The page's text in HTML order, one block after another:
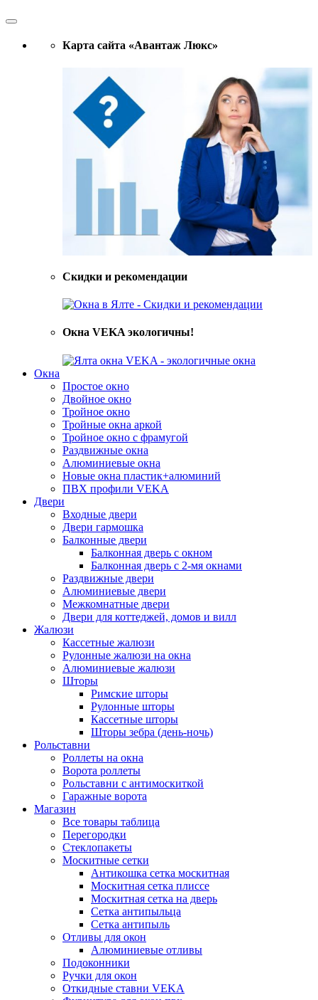
Карта сайта «Авантаж Люкс»
Скидки и рекомендации
Окна VEKA экологичны!
Окна
Простое окно
Двойное окно
Тройное окно
Тройные окна аркой
Тройное окно с фрамугой
Раздвижные окна
Алюминиевые окна
Новые окна пластик+алюминий
ПВХ профили VEKA
Двери
Входные двери
Двери гармошка
Балконные двери
Балконная дверь с окном
Балконная дверь с 2-мя окнами
Раздвижные двери
Алюминиевые двери
Межкомнатные двери
Двери для коттеджей, домов и вилл
Жалюзи
Кассетные жалюзи
Рулонные жалюзи на окна
Алюминиевые жалюзи
Шторы
Римские шторы
Рулонные шторы
Кассетные шторы
Шторы зебра (день-ночь)
Рольставни
Роллеты на окна
Ворота роллеты
Рольставни с антимоскиткой
Гаражные ворота
Магазин
Все товары таблица
Перегородки
Стеклопакеты
Москитные сетки
Антикошка сетка москитная
Москитная сетка плиссе
Москитная сетка на дверь
Сетка антипыльца
Сетка антипыль
Отливы для окон
Алюминиевые отливы
Подоконники
Ручки для окон
Откидные ставни VEKA